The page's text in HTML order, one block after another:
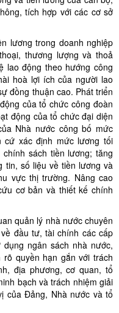
tích hợp với các cơ sở
lương trong doanh nghiệp
thương lượng và thoả
lao động theo hướng công
hoà lợi ích của người lao
đồng thuận cao. Phát triển
của tổ chức công đoàn
động của tổ chức đại diện
Nhà nước công bố mức
cứ xác định mức lương tối
sách tiền lương; tăng
tin, số liệu về tiền lương và
vực thị trường. Nâng cao
cơ bản và thiết kế chính
quản lý nhà nước chuyên
đầu tư, tài chính các cấp
ngân sách nhà nước,
quyền hạn gắn với trách
địa phương, cơ quan, tổ
bạch và trách nhiệm giải
của Đảng, Nhà nước và tổ